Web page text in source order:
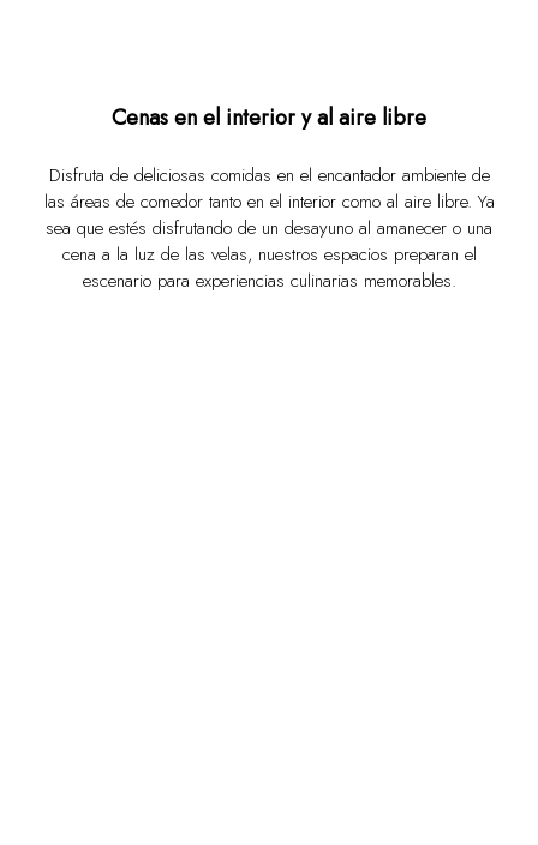
Cenas en el interior y al aire libre
Disfruta de deliciosas comidas en el encantador ambiente de
las áreas de comedor tanto en el interior como al aire libre. Ya
sea que estés disfrutando de un desayuno al amanecer o una
cena a la luz de las velas, nuestros espacios preparan el
escenario para experiencias culinarias memorables.